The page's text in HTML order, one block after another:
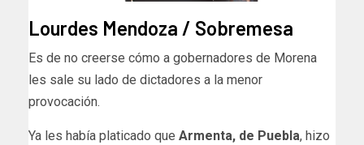
Lourdes Mendoza / Sobremesa
Es de no creerse cómo a gobernadores de Morena
les sale su lado de dictadores a la menor
provocación.
Ya les había platicado que Armenta, de Puebla, hizo